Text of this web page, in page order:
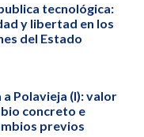
tecnológica:
y libertad en los
del Estado
a Polavieja (I): valor
concreto e
previos